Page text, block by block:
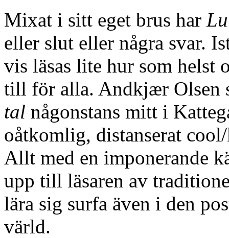
Mixat i sitt eget brus har
eller slut eller några svar.
vis läsas lite hur som helst
till för alla. Andkjær Olsen
tal någonstans mitt i
oåtkomlig, distanserat
Allt med en imponerande
upp till läsaren av
lära sig surfa även i den
värld.